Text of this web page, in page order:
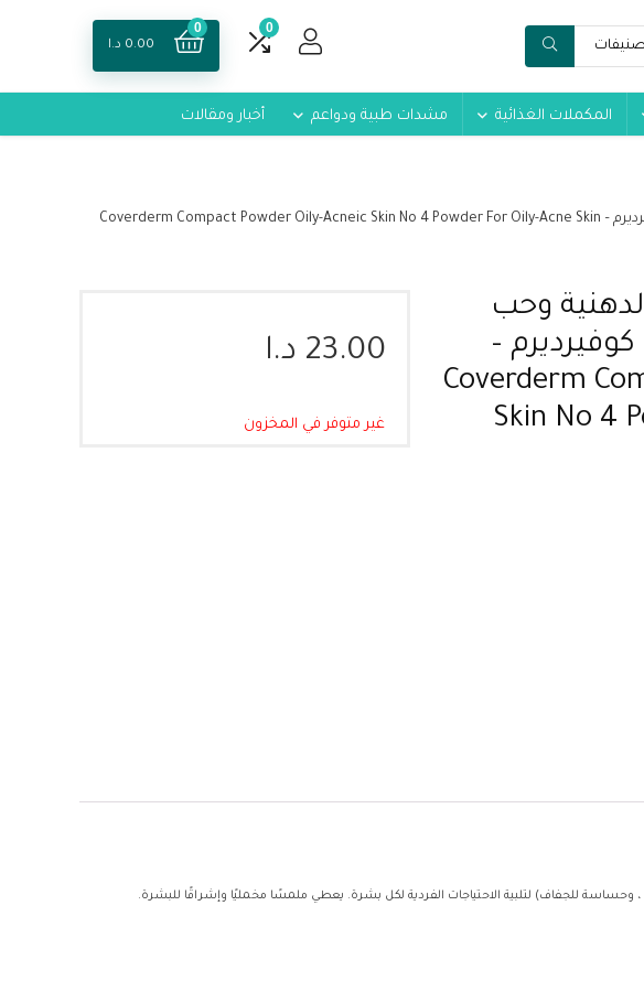
0
0
0.00 د.ا
المكملات الغذائية مشدات طبية ودواعم أخبار ومقالات
بودرة مضغوطة للبشرة الدهنية وحب الشباب رقم 4 10غرام من كوفيرديرم – Coverderm Compact Powder Oily-Acneic Skin No 4 Powder For Oily-Acne Skin
وحب
من كوفيرديرم –
Coverderm
Skin No 4
23.00 د.ا
غير متوفر في المخزون